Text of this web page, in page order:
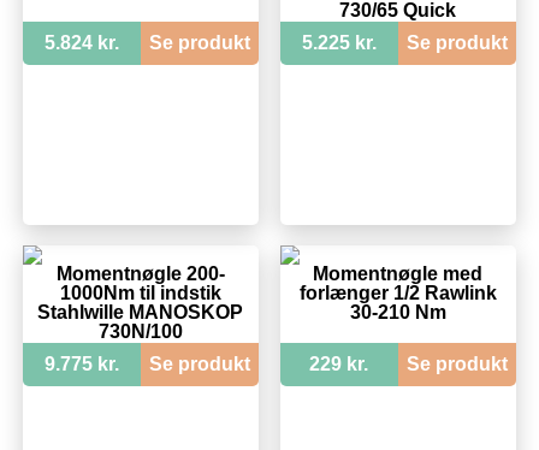
5.824 kr. Se produkt
730/65 Quick
5.225 kr.
Se produkt
Momentnøgle 200-
1000Nm til indstik
Stahlwille MANOSKOP
730N/100
9.775 kr.
Se produkt
Momentnøgle med
forlænger 1/2 Rawlink
30-210 Nm
229 kr. Se produkt